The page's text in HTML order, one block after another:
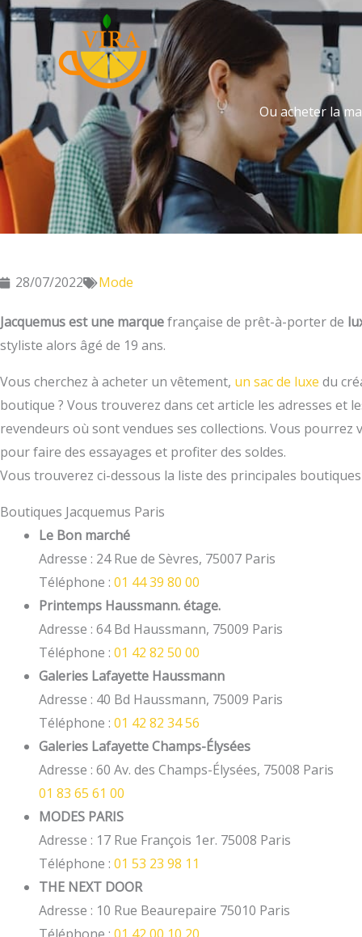
Aller
au
contenu
Ou acheter la
28/07/2022 Mode
Jacquemus est une marquefrançaise de prêt-à-porter de
styliste alors âgé de 19 ans.
Vous cherchez à acheter un vêtement, un sac de luxe du
boutique ? Vous trouverez dans cet article les adresses et
revendeurs où sont vendues ses collections. Vous pourrez
pour faire des essayages et profiter des soldes.
Vous trouverez ci-dessous la liste des principales boutiques
Boutiques Jacquemus Paris
Le Bon marché
Adresse : 24 Rue de Sèvres, 75007 Paris
Téléphone : 01 44 39 80 00
Printemps Haussmann. étage.
Adresse : 64 Bd Haussmann, 75009 Paris
Téléphone : 01 42 82 50 00
Galeries Lafayette Haussmann
Adresse : 40 Bd Haussmann, 75009 Paris
Téléphone : 01 42 82 34 56
Galeries Lafayette Champs-Élysées
Adresse : 60 Av. des Champs-Élysées, 75008 Paris
01 83 65 61 00
MODES PARIS
Adresse : 17 Rue François 1er. 75008 Paris
Téléphone : 01 53 23 98 11
THE NEXT DOOR
Adresse : 10 Rue Beaurepaire 75010 Paris